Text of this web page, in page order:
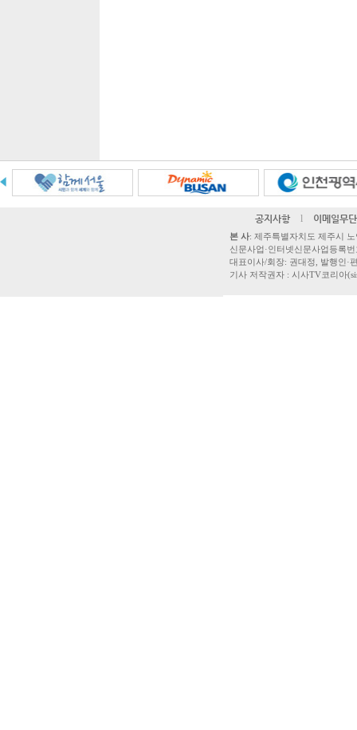
공지사항 l 이메일무
본 사: 제주특별자치도 제주시
신문사업·인터넷신문사업등록
대표이사/회장: 권대정, 발행인·
기사 저작권자 : 시사TV코리아